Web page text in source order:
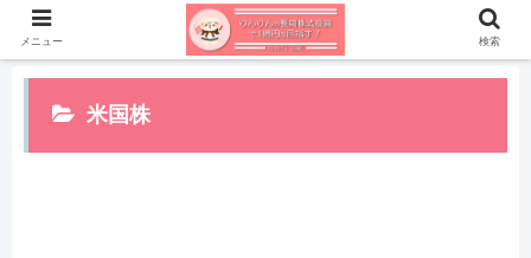
米国株
メニュー 検索